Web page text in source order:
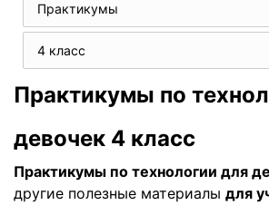
Практикумы
4 класс
Практикумы по
девочек 4 класс
Практикумы по технологии для
другие полезные материалы для